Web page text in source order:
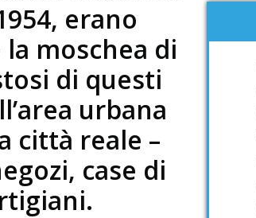
erano
moschea di
di questi
urbana
città reale –
case di